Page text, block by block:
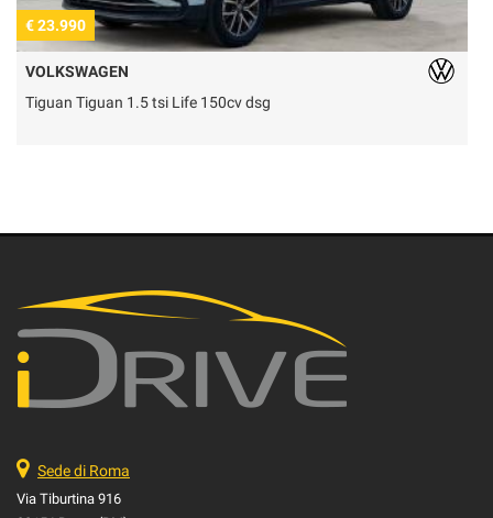
€ 23.990
VOLKSWAGEN
Tiguan Tiguan 1.5 tsi Life 150cv dsg
Sede di Roma
Via Tiburtina 916